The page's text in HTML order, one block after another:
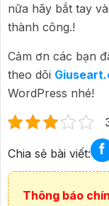
nữa hãy bắt tay
thành công.!
Cảm ơn các bạn
theo dõi
WordPress nhé!
Chia sẻ bài viết:
Thông báo